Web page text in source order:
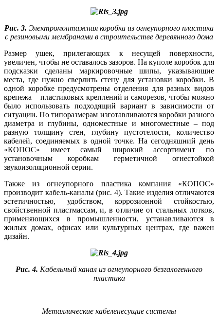
Рис. 3. Электромонтажная коробка из огнеупорного пластика
с резиновыми мембранами в строительстве деревянного дома
Размер ушек, прилегающих к несущей поверхности,
увеличен, чтобы не оставалось зазоров. На куполе коробок для
подсказки сделаны маркировочные ши­пы, указывающие
места, где нужно сверлить стену для установки коробки. В
одной коробке предусмотрены отделения для разных видов
крепежа – пластиковых креплений и саморезов, чтобы можно
бы­ло использовать подходящий вариант в зависимости от
ситуации. По типоразмерам изготавливаются коробки разного
диаметра и глубины, одноместные и многоместные – под
разную толщину стен, глубину пустотелости, количество
кабелей, соединяемых в одной точке. На сегодняшний день
«КОПОС» имеет самый широкий ассортимент по
установочным коробкам герметичной огнестойкой
звукоизоляционной серии.
Также из огнеупорного пластика компания «КОПОС»
производит кабель-каналы (рис. 4). Такие изделия отличаются
эстетичностью, удобством, коррозионной стойкостью,
свойственной пластмассам, и, в отличие от стальных лотков,
применяющихся в промышленности, устанавливаются в
жилых домах, офисах или культурных центрах, где важен
дизайн.
Рис. 4. Кабельный канал из огнеупорного безгалогенного
пластика
Металлические кабеленесущие системы